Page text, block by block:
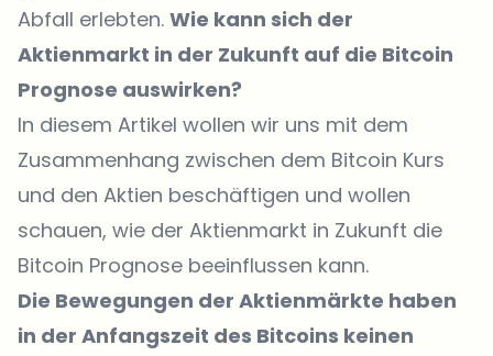
Abfall erlebten. Wie kann sich der
Aktienmarkt in der Zukunft auf die Bitcoin
Prognose auswirken?
In diesem Artikel wollen wir uns mit dem
Zusammenhang zwischen dem Bitcoin Kurs
und den Aktien beschäftigen und wollen
schauen, wie der Aktienmarkt in Zukunft die
Bitcoin Prognose beeinflussen kann.
Die Bewegungen der Aktienmärkte haben
in der Anfangszeit des Bitcoins keinen